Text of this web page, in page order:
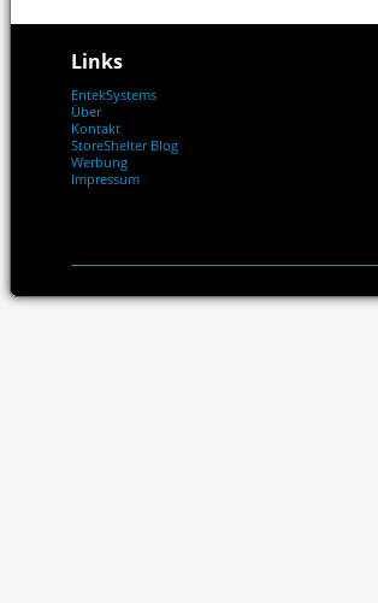
Links
EntekSystems
Über
Kontakt
StoreShelter Blog
Werbung
Impressum